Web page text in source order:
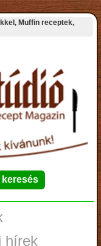
Muffin receptek,
hírek